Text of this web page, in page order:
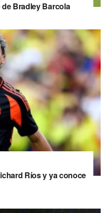
Bradley Barcola
Ríos y ya conoce